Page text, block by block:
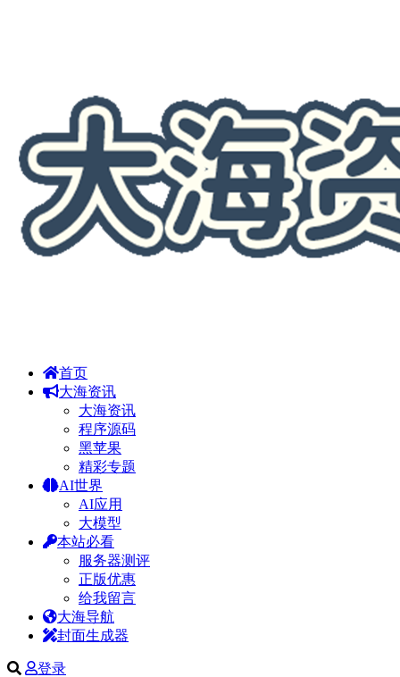
首页
大海资讯
大海资讯
程序源码
黑苹果
精彩专题
AI世界
AI应用
大模型
本站必看
服务器测评
正版优惠
给我留言
大海导航
封面生成器
登录